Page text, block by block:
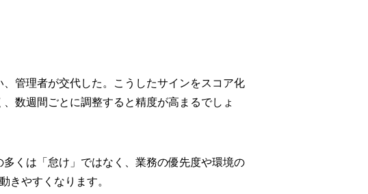
管理者が交代した。こうしたサインをスコア化
数週間ごとに調整すると精度が高まるでしょ
くは「怠け」ではなく、業務の優先度や環境の
きやすくなります。